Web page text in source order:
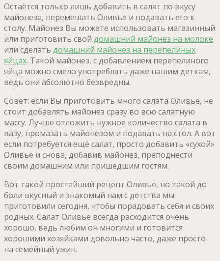
Остаётся только лишь добавить в салат по вкусу
майонеза, перемешать Оливье и подавать его к
столу. Майонез Вы можете использовать магазинный
или приготовить свой домашний майонез на молоке
или сделать домашний майонез на перепелиных
яйцах. Такой майонез, с добавлением перепелиного
яйца можно смело употреблять даже нашим деткам,
ведь они абсолютно безвредны.
Совет: если Вы приготовить много салата Оливье, не
стоит добавлять майонез сразу во всю салатную
массу. Лучше отложить нужное количество салата в
вазу, промазать майонезом и подавать на стол. А вот
если потребуется ещё салат, просто добавить «сухой»
Оливье и снова, добавив майонез, преподнести
своим домашним или пришедшим гостям.
Вот такой простейший рецепт Оливье, но такой до
боли вкусный и знакомый нам с детства мы
приготовили сегодня, чтобы порадовать себя и своих
родных. Салат Оливье всегда расходится очень
хорошо, ведь любим он многими и готовится
хорошими хозяйками довольно часто, даже просто
на семейный ужин.